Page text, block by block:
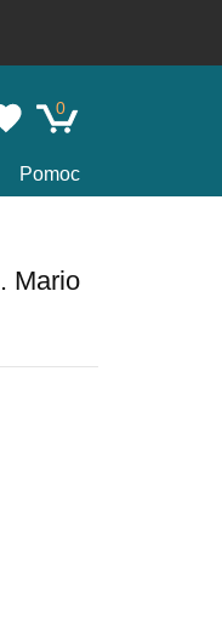
0
Pomoc
Mario